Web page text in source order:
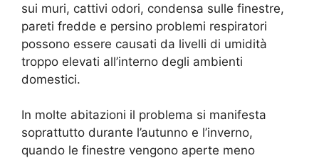
sui muri, cattivi odori, condensa sulle finestre,
pareti fredde e persino problemi respiratori
possono essere causati da livelli di umidità
troppo elevati all’interno degli ambienti
domestici.
In molte abitazioni il problema si manifesta
soprattutto durante l’autunno e l’inverno,
quando le finestre vengono aperte meno